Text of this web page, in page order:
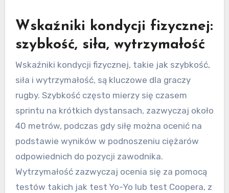
Wskaźniki kondycji fizycznej:
szybkość, siła, wytrzymałość
Wskaźniki kondycji fizycznej, takie jak szybkość,
siła i wytrzymałość, są kluczowe dla graczy
rugby. Szybkość często mierzy się czasem
sprintu na krótkich dystansach, zazwyczaj około
40 metrów, podczas gdy siłę można ocenić na
podstawie wyników w podnoszeniu ciężarów
odpowiednich do pozycji zawodnika.
Wytrzymałość zazwyczaj ocenia się za pomocą
testów takich jak test Yo-Yo lub test Coopera, z